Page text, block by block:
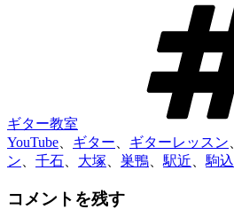
ギター教室
YouTube ギター ギターレッスン
ン
千石 大塚 巣鴨 駅近 駒込
コメントを残す